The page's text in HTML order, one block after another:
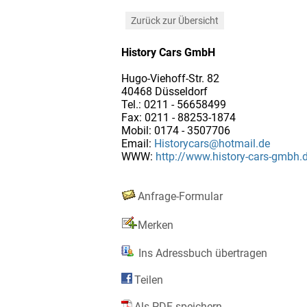
Zurück zur Übersicht
History Cars GmbH
Hugo-Viehoff-Str. 82
40468 Düsseldorf
Tel.: 0211 - 56658499
Fax: 0211 - 88253-1874
Mobil: 0174 - 3507706
Email: Historycars@hotmail.de
WWW: http://www.history-cars-
Anfrage-Formular
Merken
Ins Adressbuch übertragen
Teilen